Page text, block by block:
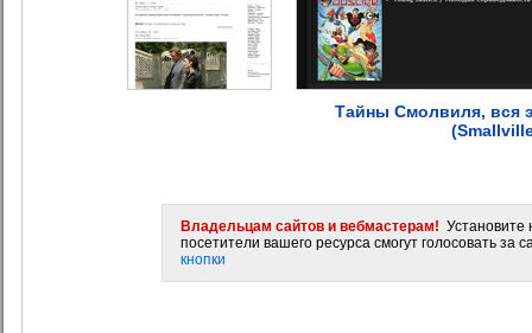
Тайны Смолвиля, вся
Владельцам сайтов и вебмастерам! Установите
посетители вашего ресурса смогут голосовать за
кнопки